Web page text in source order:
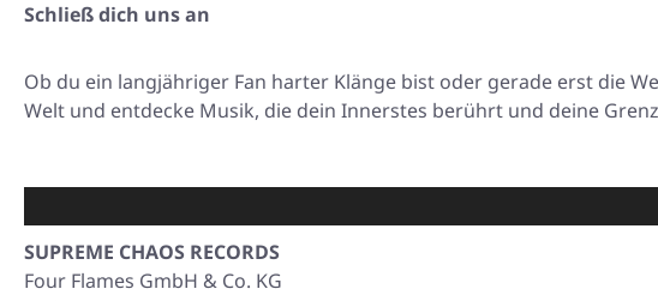
Schließ dich uns an
Ob du ein langjähriger Fan harter Klänge bist oder gerade erst die
Welt und entdecke Musik, die dein Innerstes berührt und deine
SUPREME CHAOS RECORDS
Four Flames GmbH & Co. KG